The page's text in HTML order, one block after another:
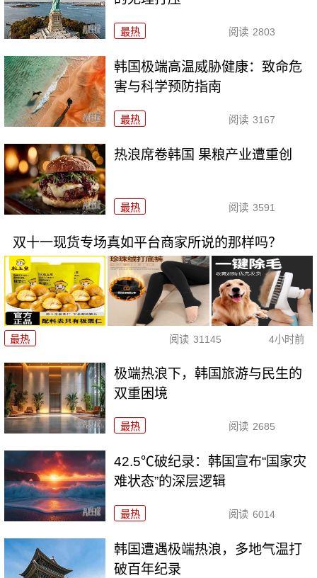
最热 阅读 2803
韩国极端高温威胁健康：致命危
害与科学预防指南
最热 阅读 3167
热浪席卷韩国 果粮产业遭重创
最热 阅读 3591
双十一现货专场真如平台商家所说的那样吗？
最热 阅读 31145 4小时前
极端热浪下，韩国旅游与民生的
双重困境
最热 阅读 2685
42.5℃破纪录：韩国宣布“国家灾
难状态”的深层逻辑
最热 阅读 6014
韩国遭遇极端热浪，多地气温打
破百年纪录